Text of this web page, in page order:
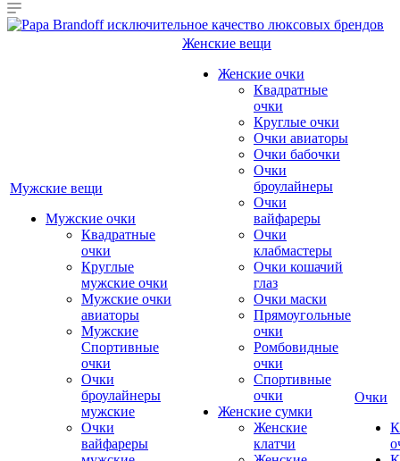
Мужские вещи
Мужские очки
Квадратные
очки
Круглые
мужские очки
Мужские очки
авиаторы
Мужские
Спортивные
очки
Очки
броулайнеры
мужские
Очки
вайфареры
Женские вещи
Женские очки
Квадратные
очки
Круглые очки
Очки авиаторы
Очки бабочки
Очки
броулайнеры
Очки
вайфареры
Очки
клабмастеры
Очки кошачий
глаз
Очки маски
Прямоугольные
очки
Ромбовидные
очки
Спортивные
очки
Женские сумки
Женские
клатчи
Очки